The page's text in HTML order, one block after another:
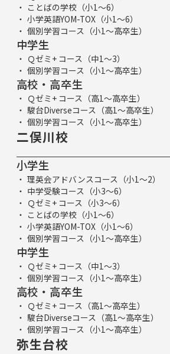
ことばの学校（小1～6）
小学英語YOM-TOX（小1～6）
個別学習コース（小1～高卒生）
中学生
Ｑゼミ+ コース（中1～3）
個別学習コース（小1～高卒生）
高校・高卒生
Ｑゼミ+ コース（高1～高卒生）
駿台Diverseコース（高1～高卒生）
個別学習コース（小1～高卒生）
二俣川校
小学生
理英会アドバンスコース（小1～2）
中学受験コース（小3～6）
Ｑゼミ+ コース（小3～6）
ことばの学校（小1～6）
小学英語YOM-TOX（小1～6）
個別学習コース（小1～高卒生）
中学生
Ｑゼミ+ コース（中1～3）
個別学習コース（小1～高卒生）
高校・高卒生
Ｑゼミ+ コース（高1～高卒生）
駿台Diverseコース（高1～高卒生）
個別学習コース（小1～高卒生）
弥生台校